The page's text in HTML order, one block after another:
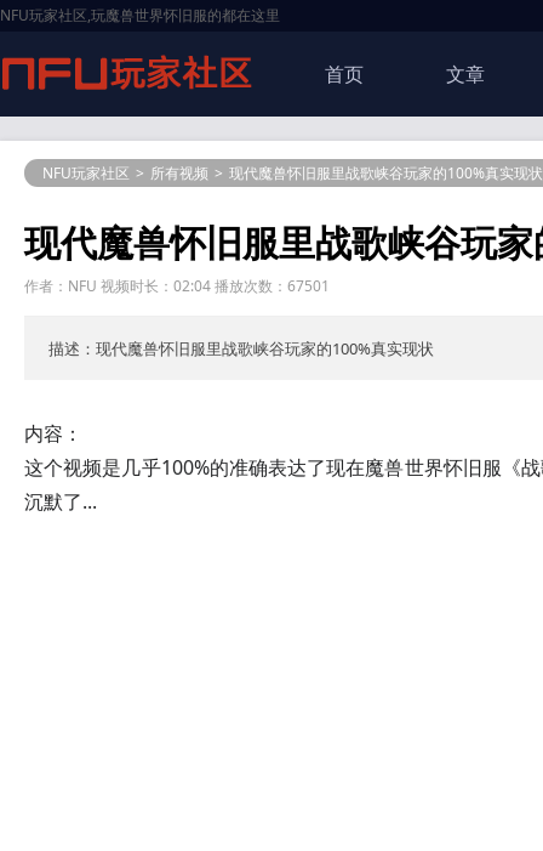
NFU玩家社区,玩魔兽世界怀旧服的都在这里
首页 文章
NFU玩家社区 > 所有视频 > 现代魔兽怀旧服里战歌峡谷玩家的100%真实现状
现代魔兽怀旧服里战歌峡谷玩
作者：NFU 视频时长：02:04 播放次数：67501
描述：现代魔兽怀旧服里战歌峡谷玩家的100%真实现状
内容：
这个视频是几乎100%的准确表达了现在魔兽世界怀旧服《
沉默了...